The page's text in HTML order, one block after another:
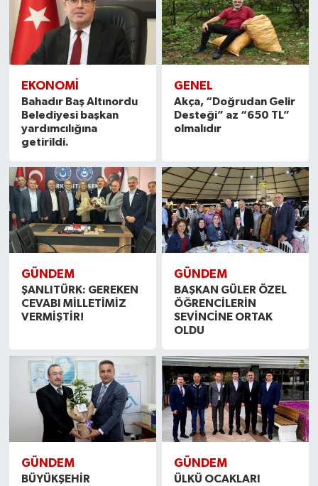
EKONOMİ
Bahadır Baş Altınordu
Belediyesi başkan
yardımcılığına
getirildi.
GENEL
Akça, “Doğrudan Gelir
Desteği” az “650 TL”
olmalıdır
GÜNDEM
ŞANLITÜRK: GEREKEN
CEVABI MİLLETİMİZ
VERMİŞTİR!
GÜNDEM
BAŞKAN GÜLER ÖZEL
ÖĞRENCİLERİN
SEVİNCİNE ORTAK
OLDU
GÜNDEM
BÜYÜKŞEHİR
GÜNDEM
ÜLKÜ OCAKLARI